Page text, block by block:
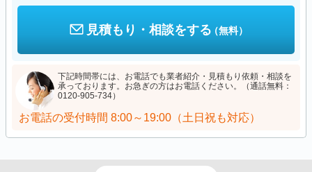
見積もり・相談をする（無料）
下記時間帯には、お電話でも業者紹介・見積もり依頼・相談を
承っております。お急ぎの方はお電話ください。（通話無料：
0120-905-734）
お電話の受付時間 8:00～19:00（土日祝も対応）